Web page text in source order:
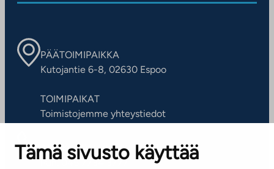
Tämä sivusto käyttää
PÄÄTOIMIPAIKKA
Kutojantie 6-8, 02630 Espoo
TOIMIPAIKAT
Toimistojemme yhteystiedot
ASIAKASPALVELUKESKUS
Puh. 045 7734 3777